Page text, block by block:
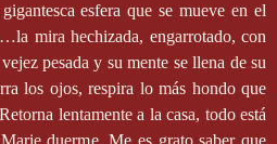
esfera que se mueve en el
mira hechizada, engarrotado, con
pesada y su mente se llena de su
los ojos, respira lo más hondo que
lentamente a la casa, todo está
duerme. Me es grato saber que